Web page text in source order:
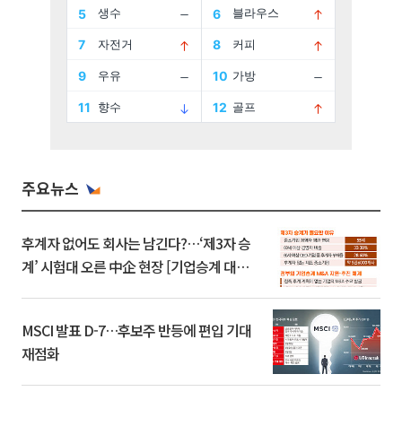
주요뉴스
후계자 없어도 회사는 남긴다?…‘제3자 승
계’ 시험대 오른 中企 현장 [기업승계 대전
MSCI 발표 D-7…후보주 반등에 편입 기대
재점화